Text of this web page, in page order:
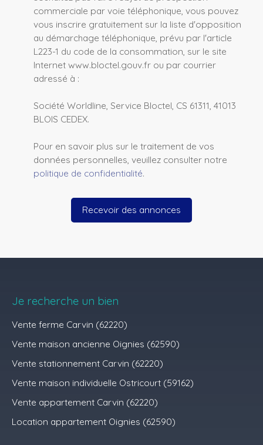
commerciale par voie téléphonique, vous pouvez
vous inscrire gratuitement sur la liste d'opposition
au démarchage téléphonique, prévu par l'article
L223-1 du code de la consommation, sur le site
Internet www.bloctel.gouv.fr ou par courrier
adressé à :
Société Worldline, Service Bloctel, CS 61311, 41013
BLOIS CEDEX.
Pour en savoir plus sur le traitement de vos
données personnelles, veuillez consulter notre
politique de confidentialité.
Recevoir des annonces
Je recherche un bien
Vente ferme Carvin (62220)
Vente maison ancienne Oignies (62590)
Vente stationnement Carvin (62220)
Vente maison individuelle Ostricourt (59162)
Vente appartement Carvin (62220)
Location appartement Oignies (62590)